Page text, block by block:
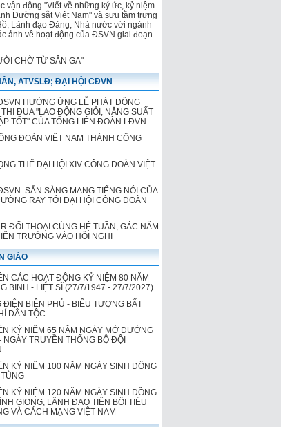
vận động "Viết về những ký ức, kỷ niệm
Đường sắt Việt Nam" và sưu tầm trưng
Lãnh đạo Đảng, Nhà nước với ngành
ảnh về hoạt động của ĐSVN giai đoạn
CHỜ TỪ SÂN GA"
ATVSLĐ; ĐẠI HỘI CĐVN
HƯỞNG ỨNG LỄ PHÁT ĐỘNG
THI ĐUA "LAO ĐỘNG GIỎI, NĂNG SUẤT
TỐT" CỦA TỔNG LIÊN ĐOÀN LĐVN
ĐOÀN VIỆT NAM THÀNH CÔNG
THỂ ĐẠI HỘI XIV CÔNG ĐOÀN VIỆT
SẴN SÀNG MANG TIẾNG NÓI CỦA
RAY TỚI ĐẠI HỘI CÔNG ĐOÀN
ĐỐI THOẠI CÙNG HỆ TUẦN, GÁC NĂM
TRƯỜNG VÀO HỘI NGHỊ
GIÁO
CÁC HOẠT ĐỘNG KỶ NIỆM 80 NĂM
BINH - LIỆT SĨ (27/7/1947 - 27/7/2027)
ĐIỆN BIÊN PHỦ - BIỂU TƯỢNG BẤT
DÂN TỘC
KỶ NIỆM 65 NĂM NGÀY MỞ ĐƯỜNG
NGÀY TRUYỀN THỐNG BỘ ĐỘI
KỶ NIỆM 100 NĂM NGÀY SINH ĐỒNG
KỶ NIỆM 120 NĂM NGÀY SINH ĐỒNG
GIONG, LÃNH ĐẠO TIỀN BỐI TIÊU
VÀ CÁCH MẠNG VIỆT NAM